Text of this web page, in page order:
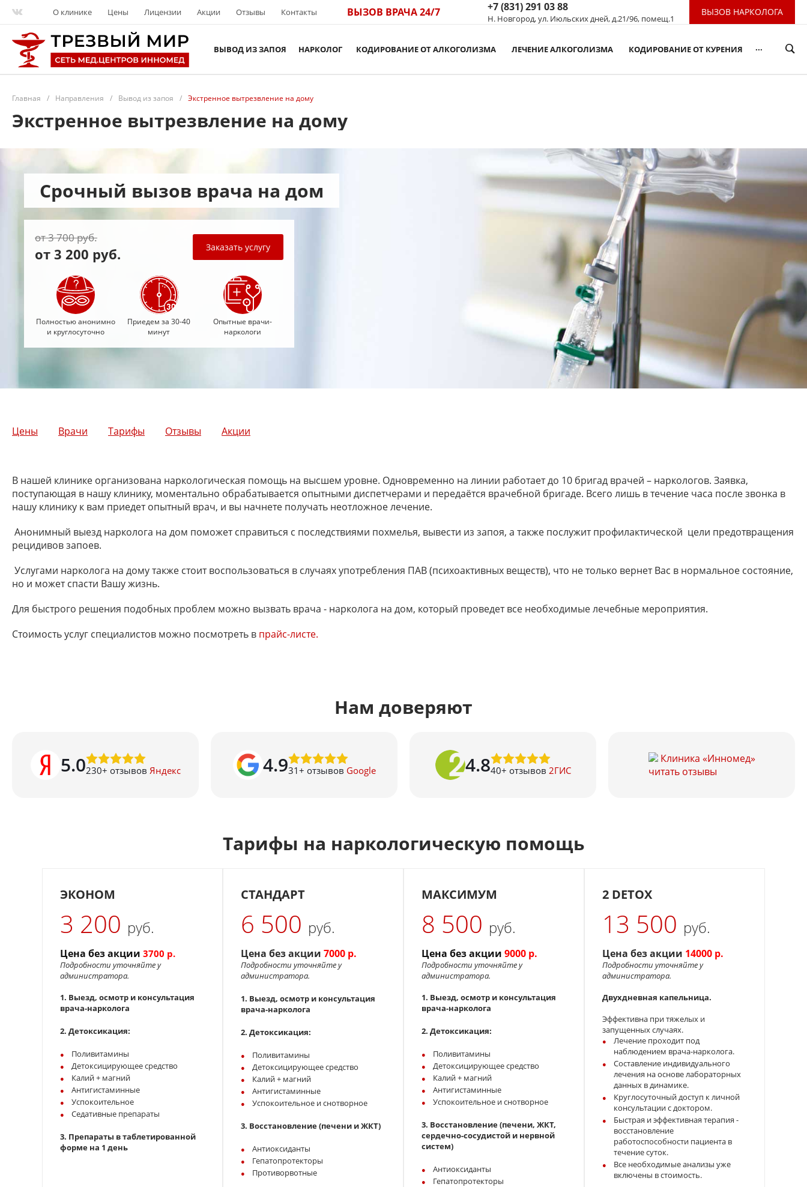
О клинике Цены Лицензии Акции Отзывы Контакты ВЫЗОВ ВРАЧА 24/7 +7 (831) 291 03 88
Н. Новгород, ул. Июльских дней, д.21/96, помещ.1
ВЫЗОВ НАРКОЛОГА
ВЫВОД ИЗ ЗАПОЯ НАРКОЛОГ КОДИРОВАНИЕ ОТ АЛКОГОЛИЗМА ЛЕЧЕНИЕ АЛКОГОЛИЗМА КОДИРОВАНИЕ ОТ КУРЕНИЯ ...
Главная / Направления / Вывод из запоя / Экстренное вытрезвление на дому
Экстренное вытрезвление на дому
Срочный вызов врача на дом
от 3 700 руб.
от 3 200 руб. Заказать услугу
Полностью анонимно
и круглосуточно
Приедем за 30-40
минут
Опытные врачи-
наркологи
Цены Врачи Тарифы Отзывы Акции
В нашей клинике организована наркологическая помощь на высшем уровне. Одновременно на линии работает до 10 бригад врачей – наркологов. Заявка,
поступающая в нашу клинику, моментально обрабатывается опытными диспетчерами и передаётся врачебной бригаде. Всего лишь в течение часа после звонка в
нашу клинику к вам приедет опытный врач, и вы начнете получать неотложное лечение.
Анонимный выезд нарколога на дом поможет справиться с последствиями похмелья, вывести из запоя, а также послужит профилактической цели предотвращения
рецидивов запоев.
Услугами нарколога на дому также стоит воспользоваться в случаях употребления ПАВ (психоактивных веществ), что не только вернет Вас в нормальное состояние,
но и может спасти Вашу жизнь.
Для быстрого решения подобных проблем можно вызвать врача - нарколога на дом, который проведет все необходимые лечебные мероприятия.
Стоимость услуг специалистов можно посмотреть в прайс-листе.
Нам доверяют
5.0230+ отзывов Яндекс 4.931+ отзывов Google 4.840+ отзывов 2ГИС
Клиника «Инномед»
читать отзывы
Тарифы на наркологическую помощь
ЭКОНОМ
3 200 руб.
Цена без акции 3700 р.
Подробности уточняйте у
администратора.
1. Выезд, осмотр и консультация
врача-нарколога
2. Детоксикация:
Поливитамины
Детоксицирующее средство
Калий + магний
Антигистаминные
Успокоительное
Седативные препараты
3. Препараты в таблетированной
форме на 1 день
СТАНДАРТ
6 500 руб.
Цена без акции 7000 р.
Подробности уточняйте у
администратора.
1. Выезд, осмотр и консультация
врача-нарколога
2. Детоксикация:
Поливитамины
Детоксицирующее средство
Калий + магний
Антигистаминные
Успокоительное и снотворное
3. Восстановление (печени и ЖКТ)
Антиоксиданты
Гепатопротекторы
Противорвотные
МАКСИМУМ
8 500 руб.
Цена без акции 9000 р.
Подробности уточняйте у
администратора.
1. Выезд, осмотр и консультация
врача-нарколога
2. Детоксикация:
Поливитамины
Детоксицирующее средство
Калий + магний
Антигистаминные
Успокоительное и снотворное
3. Восстановление (печени, ЖКТ,
сердечно-сосудистой и нервной
систем)
Антиоксиданты
Гепатопротекторы
2 DETOX
13 500 руб.
Цена без акции 14000 р.
Подробности уточняйте у
администратора.
Двухдневная капельница.
Эффективна при тяжелых и
запущенных случаях.
Лечение проходит под
наблюдением врача-нарколога.
Составление индивидуального
лечения на основе лабораторных
данных в динамике.
Круглосуточный доступ к личной
консультации с доктором.
Быстрая и эффективная терапия -
восстановление
работоспособности пациента в
течение суток.
Все необходимые анализы уже
включены в стоимость.